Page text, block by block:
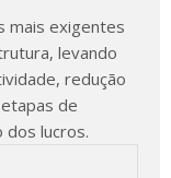
mais exigentes
levando
redução
de
dos lucros.